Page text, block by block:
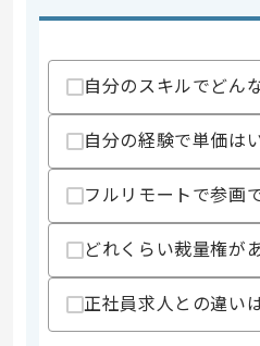
スキル
上記に
精算・お支払い
支払い
自分のスキルでどん
自分の経験で単価は
フルリモートで参画
どれくらい裁量権が
正社員求人との違い